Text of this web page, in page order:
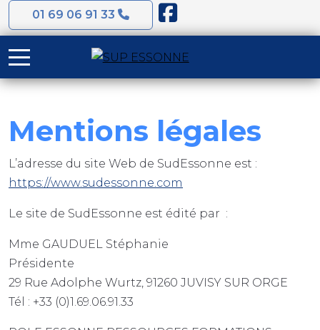
01 69 06 91 33
Mobile Menu Toggle
Mentions légales
L’adresse du site Web de SudEssonne est :
https://www.sudessonne.com
Le site de SudEssonne est édité par :
Mme GAUDUEL Stéphanie
Présidente
29 Rue Adolphe Wurtz, 91260 JUVISY SUR ORGE
Tél : +33 (0)1.69.06.91.33